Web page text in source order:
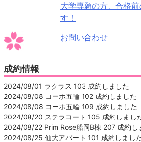
大学専願の方、合格
す！
お問い合わせ
成約情報
2024/08/01 ラクラス 103 成約しました
2024/08/08 コーポ五輪 102 成約しました
2024/08/08 コーポ五輪 109 成約しました
2024/08/20 ステラコート 105 成約しまし
2024/08/22 Prim Rose船岡B棟 207 成約し
2024/08/25 仙大アパート 101 成約しました